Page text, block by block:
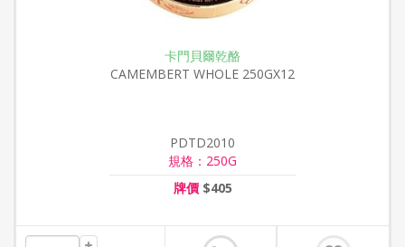
卡門貝爾乾酪
CAMEMBERT WHOLE 250GX12
PDTD2010
規格：250G
牌價$405